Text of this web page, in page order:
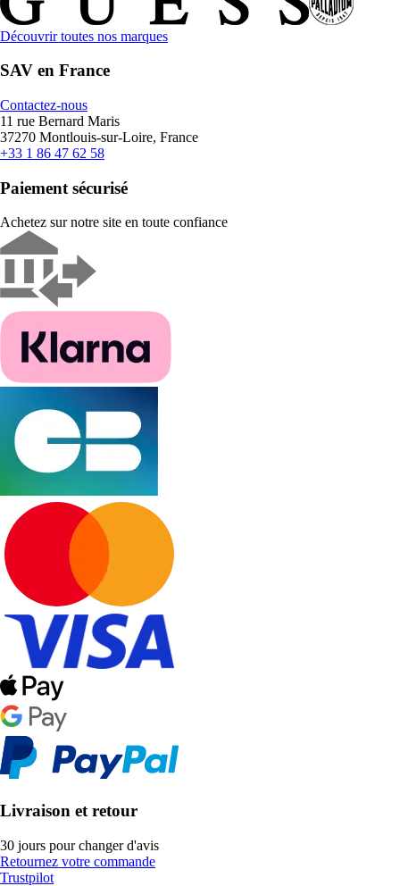
Découvrir toutes nos marques
SAV en France
Contactez-nous
11 rue Bernard Maris
37270 Montlouis-sur-Loire, France
+33 1 86 47 62 58
Paiement sécurisé
Achetez sur notre site en toute confiance
Livraison et retour
30 jours pour changer d'avis
Retournez votre commande
Trustpilot